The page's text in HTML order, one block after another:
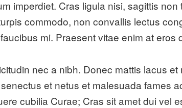
imperdiet. Cras ligula nisi, sagittis
commodo, non convallis lectus
mi. Praesent vitae enim at eros
nec a nibh. Donec mattis lacus
et netus et malesuada fames
cubilia Curae; Cras sit amet dui vel